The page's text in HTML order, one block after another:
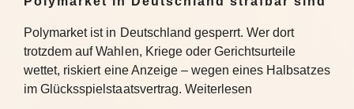
Polymarket ist in Deutschland gesperrt. Wer dort
trotzdem auf Wahlen, Kriege oder Gerichtsurteile
wettet, riskiert eine Anzeige – wegen eines Halbsatzes
im Glücksspielstaatsvertrag. Weiterlesen